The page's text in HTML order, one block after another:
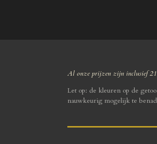
Al onze prijzen zijn inclusief
Let op: de kleuren op de
nauwkeurig mogelijk te